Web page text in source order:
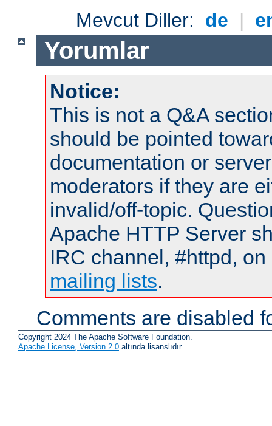
Mevcut Diller: de |
Yorumlar
Notice:
This is not a Q&A
should be pointed
documentation or
moderators if they are
invalid/off-topic.
Apache HTTP Server
IRC channel, #httpd,
mailing lists.
Comments are disabled
Copyright 2024 The Apache Software Foundation.
Apache License, Version 2.0 altında lisanslıdır.